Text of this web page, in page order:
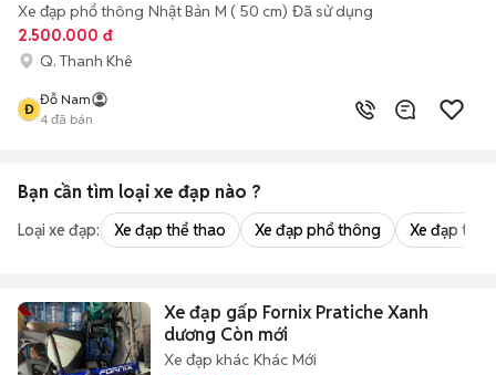
Xe đạp phổ thông Nhật Bản M ( 50 cm) Đã sử dụng
2.500.000 đ
Q. Thanh Khê
Đ
Đỗ Nam
4 đã bán
Bạn cần tìm loại xe đạp nào ?
Loại xe đạp: Xe đạp thể thao Xe đạp phổ thông Xe đạp trẻ
Xe đạp gấp Fornix Pratiche Xanh
dương Còn mới
Xe đạp khác Khác Mới